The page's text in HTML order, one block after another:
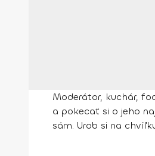
Moderátor, kuchár,
a pokecať si o jeho
sám. Urob si na